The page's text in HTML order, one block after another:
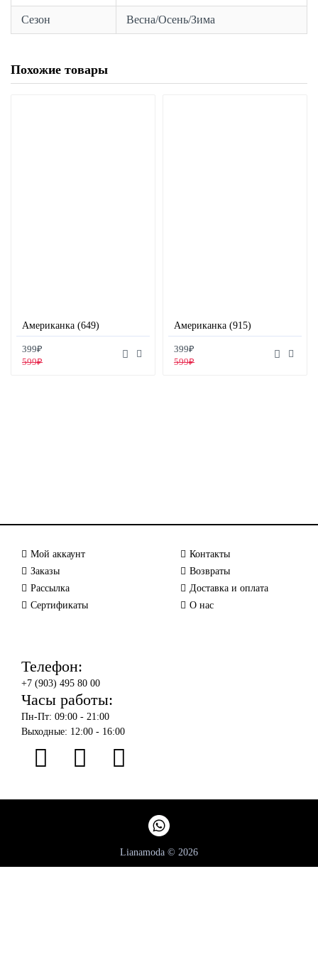
Сезон Весна/Осень/Зима
Похожие товары
Американка (649)
399₽
599₽
Американка (915)
399₽
599₽
Мой аккаунт
Заказы
Рассылка
Сертификаты
Контакты
Возвраты
Доставка и оплата
О нас
Телефон:
+7 (903) 495 80 00
Часы работы:
Пн-Пт: 09:00 - 21:00
Выходные: 12:00 - 16:00
Lianamoda © 2026